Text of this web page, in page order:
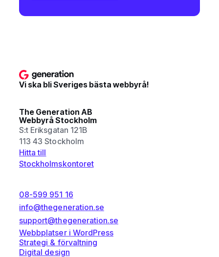
Vi ska bli Sveriges bästa webbyrå!
The Generation AB
Webbyrå Stockholm
S:t Eriksgatan 121B
113 43 Stockholm
Hitta till
Stockholmskontoret
08-599 951 16
info@thegeneration.se
support@thegeneration.se
Webbplatser i WordPress
Strategi & förvaltning
Digital design